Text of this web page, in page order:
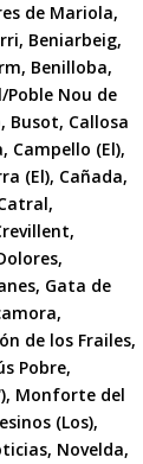
de Mariola,
, Beniarbeig,
, Benilloba,
Poble Nou de
, Busot, Callosa
, Campello (El),
(El), Cañada,
,
,
,
, Gata de
,
de los Frailes,
Pobre,
, Monforte del
(Los),
, Novelda,